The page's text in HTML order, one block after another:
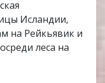
Исландии,
на Рейкьявик и
леса на